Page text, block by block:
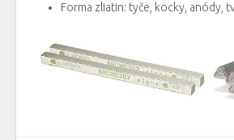
Forma zliatin: tyče, kocky, anódy,